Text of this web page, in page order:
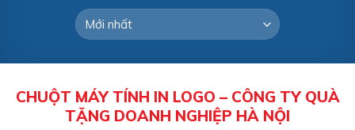
CHUỘT MÁY TÍNH IN LOGO – CÔNG TY QUÀ
TẶNG DOANH NGHIỆP HÀ NỘI